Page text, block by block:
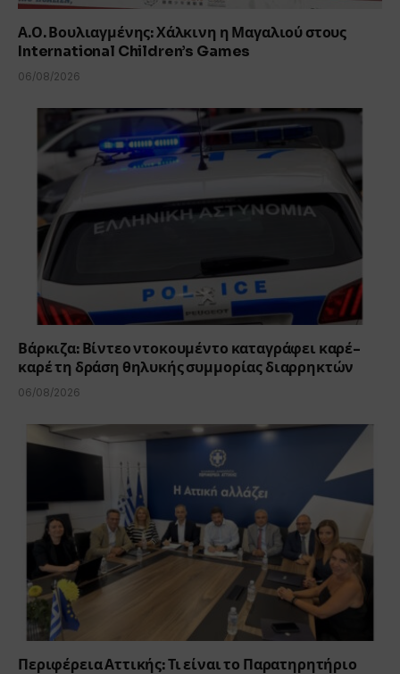
Α.Ο. Βουλιαγμένης: Χάλκινη η Μαγαλιού στους
International Children’s Games
06/08/2026
Βάρκιζα: Βίντεο ντοκουμέντο καταγράφει καρέ-
καρέ τη δράση θηλυκής συμμορίας διαρρηκτών
06/08/2026
Περιφέρεια Αττικής: Τι είναι το Παρατηρητήριο